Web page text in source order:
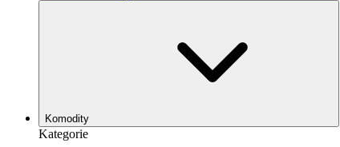
Komodity
Kategorie